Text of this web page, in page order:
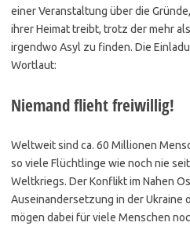
einer Veranstaltung über die
ihrer Heimat treibt, trotz der mehr
irgendwo Asyl zu finden. Die
Wortlaut:
Niemand flieht freiwillig!
Weltweit sind ca. 60 Millionen
so viele Flüchtlinge wie noch nie
Weltkriegs. Der Konflikt im Nahen
Auseinandersetzung in der Ukraine
mögen dabei für viele Menschen